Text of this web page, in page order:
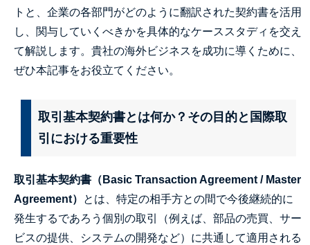
トと、企業の各部門がどのように翻訳された契約書を活用
し、関与していくべきかを具体的なケーススタディを交え
て解説します。貴社の海外ビジネスを成功に導くために、
ぜひ本記事をお役立てください。
取引基本契約書とは何か？その目的と国際取
引における重要性
取引基本契約書（Basic Transaction Agreement / Master
Agreement）
とは、特定の相手方との間で今後継続的に
発生するであろう個別の取引（例えば、部品の売買、サー
ビスの提供、システムの開発など）に共通して適用される